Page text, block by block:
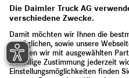
Datenschutz